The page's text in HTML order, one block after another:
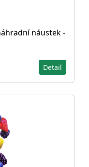
náustek -
Detail